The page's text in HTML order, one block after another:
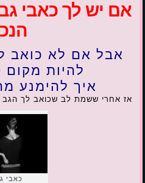
אם יש לך כאבי
אבל אם לא כואב
להיות מקום
איך להימנע
אז אחרי ששמת לב שכואב לך
כאבי